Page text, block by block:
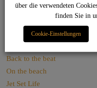
Das könnte Dich
Back to the beat
On the beach
Jet Set Life
über die verwendeten
finden Sie in
Cookie-Einstellungen